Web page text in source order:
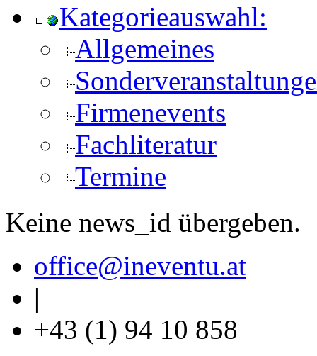
Kategorieauswahl:
Allgemeines
Firmenevents
Fachliteratur
Termine
Keine news_id übergeben.
office@ineventu.at
|
+43 (1) 94 10 858